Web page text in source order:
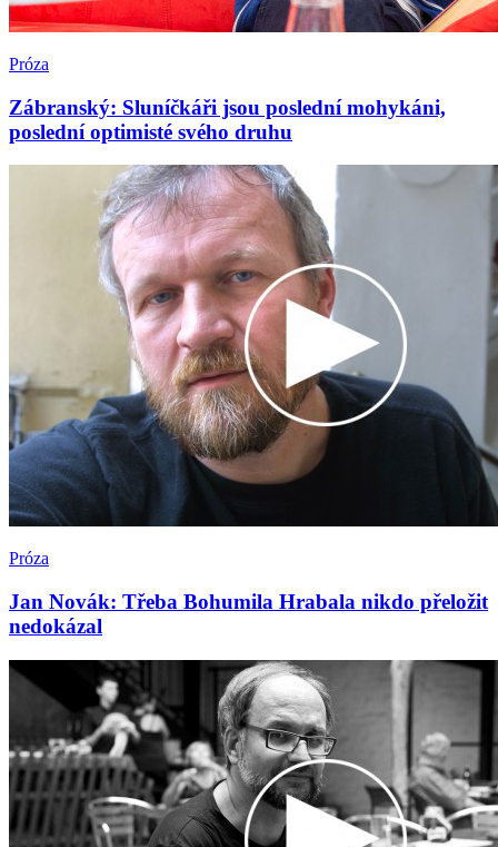
Próza
Zábranský: Sluníčkáři jsou poslední mohykáni,
poslední optimisté svého druhu
Próza
Jan Novák: Třeba Bohumila Hrabala nikdo přeložit
nedokázal